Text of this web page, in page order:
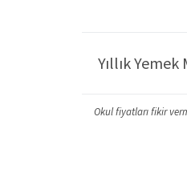
Yıllık Yemek
Okul fiyatları fikir